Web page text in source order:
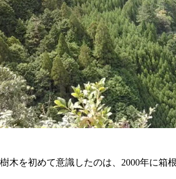
木を初めて意識したのは、2000年に箱